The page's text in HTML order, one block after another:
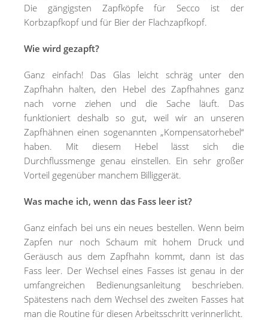
Die gängigsten Zapfköpfe für Secco ist der
Korbzapfkopf und für Bier der Flachzapfkopf.
Wie wird gezapft?
Ganz einfach! Das Glas leicht schräg unter den
Zapfhahn halten, den Hebel des Zapfhahnes ganz
nach vorne ziehen und die Sache läuft. Das
funktioniert deshalb so gut, weil wir an unseren
Zapfhähnen einen sogenannten „Kompensatorhebel“
haben. Mit diesem Hebel lässt sich die
Durchflussmenge genau einstellen. Ein sehr großer
Vorteil gegenüber manchem Billiggerät.
Was mache ich, wenn das Fass leer ist?
Ganz einfach bei uns ein neues bestellen. Wenn beim
Zapfen nur noch Schaum mit hohem Druck und
Geräusch aus dem Zapfhahn kommt, dann ist das
Fass leer. Der Wechsel eines Fasses ist genau in der
umfangreichen Bedienungsanleitung beschrieben.
Spätestens nach dem Wechsel des zweiten Fasses hat
man die Routine für diesen Arbeitsschritt verinnerlicht.